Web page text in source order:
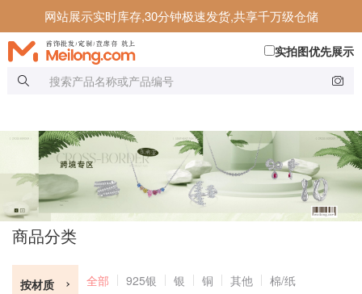
网站展示实时库存,30分钟极速发货,共享千万级仓储
实拍图优先展示
商品分类
按材质 全部 925银 银 铜 其他 棉/纸